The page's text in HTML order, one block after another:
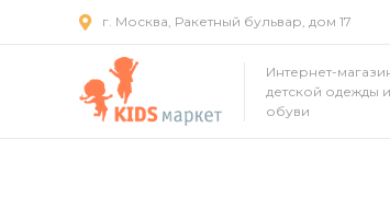
г. Москва, Ракетный бульвар, дом 17
Интернет-
детской одежды и
обуви